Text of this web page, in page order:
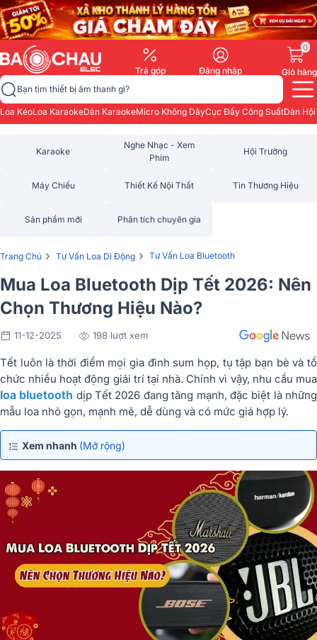
Trả góp Đăng nhập
0
Giỏ hàng
Bạn tìm thiết bị âm thanh gì?
Loa KéoLoa KaraokeDàn KaraokeMicro Không DâyCục Đẩy Công SuấtDàn
Karaoke
Nghe Nhạc - Xem
Phim
Hội Trường
Máy Chiếu Thiết Kế Nội Thất Tin Thương Hiệu
Sản phẩm mới Phân tích chuyên gia
Trang Chủ › Tư Vấn Loa Di Động › Tư Vấn Loa Bluetooth
Mua Loa Bluetooth Dịp Tết 2026: Nên
Chọn Thương Hiệu Nào?
11-12-2025 198 lượt xem
Tết luôn là thời điểm mọi gia đình sum họp, tụ tập bạn bè và tổ
chức nhiều hoạt động giải trí tại nhà. Chính vì vậy, nhu cầu mua
loa bluetooth dịp Tết 2026 đang tăng mạnh, đặc biệt là những
mẫu loa nhỏ gọn, mạnh mẽ, dễ dùng và có mức giá hợp lý.
Xem nhanh (Mở rộng)